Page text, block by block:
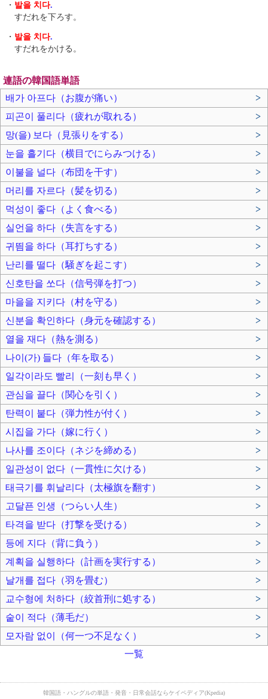
・ 발을 치다.
すだれを下ろす。
・ 발을 치다.
すだれをかける。
連語の韓国語単語
배가 아프다（お腹が痛い）
>
피곤이 풀리다（疲れが取れる）
>
망(을) 보다（見張りをする）
>
눈을 흘기다（横目でにらみつける）
>
이불을 널다（布団を干す）
>
머리를 자르다（髪を切る）
>
먹성이 좋다（よく食べる）
>
실언을 하다（失言をする）
>
귀띔을 하다（耳打ちする）
>
난리를 떨다（騒ぎを起こす）
>
신호탄을 쏘다（信号弾を打つ）
>
마을을 지키다（村を守る）
>
신분을 확인하다（身元を確認する）
>
열을 재다（熱を測る）
>
나이(가) 들다（年を取る）
>
일각이라도 빨리（一刻も早く）
>
관심을 끌다（関心を引く）
>
탄력이 붙다（弾力性が付く）
>
시집을 가다（嫁に行く）
>
나사를 조이다（ネジを締める）
>
일관성이 없다（一貫性に欠ける）
>
태극기를 휘날리다（太極旗を翻す）
>
고달픈 인생（つらい人生）
>
타격을 받다（打撃を受ける）
>
등에 지다（背に負う）
>
계획을 실행하다（計画を実行する）
>
날개를 접다（羽を畳む）
>
교수형에 처하다（絞首刑に処する）
>
숱이 적다（薄毛だ）
>
모자람 없이（何一つ不足なく）
>
一覧
韓国語・ハングルの単語・発音・日常会話ならケイペディア(Kpedia)